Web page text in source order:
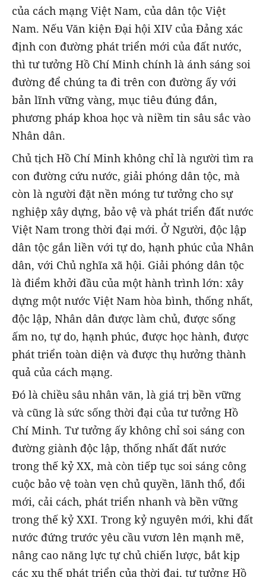
của cách mạng Việt Nam, của dân tộc Việt
Nam. Nếu Văn kiện Đại hội XIV của Đảng xác
định con đường phát triển mới của đất nước,
thì tư tưởng Hồ Chí Minh chính là ánh sáng soi
đường để chúng ta đi trên con đường ấy với
bản lĩnh vững vàng, mục tiêu đúng đắn,
phương pháp khoa học và niềm tin sâu sắc vào
Nhân dân.
Chủ tịch Hồ Chí Minh không chỉ là người tìm ra
con đường cứu nước, giải phóng dân tộc, mà
còn là người đặt nền móng tư tưởng cho sự
nghiệp xây dựng, bảo vệ và phát triển đất nước
Việt Nam trong thời đại mới. Ở Người, độc lập
dân tộc gắn liền với tự do, hạnh phúc của Nhân
dân, với Chủ nghĩa xã hội. Giải phóng dân tộc
là điểm khởi đầu của một hành trình lớn: xây
dựng một nước Việt Nam hòa bình, thống nhất,
độc lập, Nhân dân được làm chủ, được sống
ấm no, tự do, hạnh phúc, được học hành, được
phát triển toàn diện và được thụ hưởng thành
quả của cách mạng.
Đó là chiều sâu nhân văn, là giá trị bền vững
và cũng là sức sống thời đại của tư tưởng Hồ
Chí Minh. Tư tưởng ấy không chỉ soi sáng con
đường giành độc lập, thống nhất đất nước
trong thế kỷ XX, mà còn tiếp tục soi sáng công
cuộc bảo vệ toàn vẹn chủ quyền, lãnh thổ, đổi
mới, cải cách, phát triển nhanh và bền vững
trong thế kỷ XXI. Trong kỷ nguyên mới, khi đất
nước đứng trước yêu cầu vươn lên mạnh mẽ,
nâng cao năng lực tự chủ chiến lược, bắt kịp
các xu thế phát triển của thời đại, tư tưởng Hồ